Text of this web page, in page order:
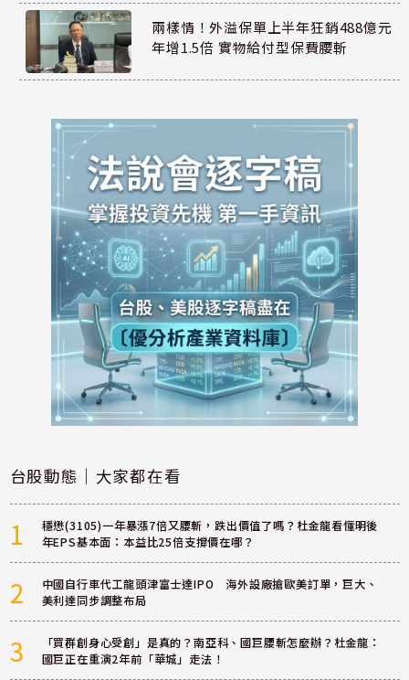
兩樣情！外溢保單上半年狂銷488億元
年增1.5倍 實物給付型保費腰斬
台股動態｜大家都在看
1
穩懋(3105)一年暴漲7倍又腰斬，跌出價值了嗎？杜金龍看懂明後
年EPS基本面：本益比25倍支撐價在哪？
2
中國自行車代工龍頭津富士達IPO 海外設廠搶歐美訂單，巨大、
美利達同步調整布局
3
「買群創身心受創」是真的？南亞科、國巨腰斬怎麼辦？杜金龍：
國巨正在重演2年前「華城」走法！